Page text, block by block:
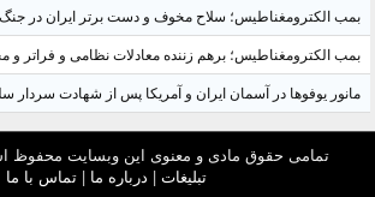
بمب الکترومغناطیس؛ سلاح مخوف و دست برتر ایران در جنگ
بمب الکترومغناطیس؛ برهم زننده معادلات نظامی و فراتر و
مانور یوفوها در آسمان ایران و آمریکا پس از شهادت سردار
تمامی حقوق مادی و معنوی این وبسایت محفوظ است ::
تبلیغات | درباره ما |تماس با ما